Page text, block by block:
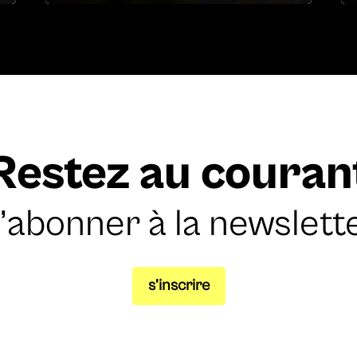
au
à la
s’inscrire